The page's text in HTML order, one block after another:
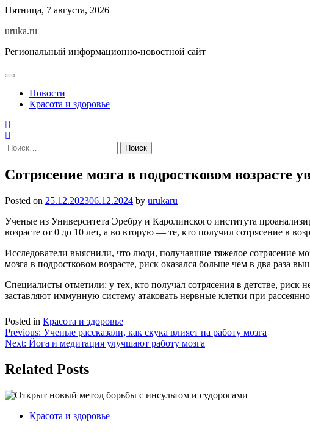
Skip
content
Пятница, 7 августа, 2026
uruka.ru
Региональный информационно-новостной сайт
Новости
Красота и здоровье
Найти:
Сотрясение мозга в подростковом возрасте
Posted on 25.12.202306.12.2024 by urukaru
Ученые из Университета Эребру и Каролинского института
возрасте от 0 до 10 лет, а во вторую — те, кто получил сотрясение в
Исследователи выяснили, что люди, получавшие тяжелое сотрясение
мозга в подростковом возрасте, риск оказался больше чем в два раза
Специалисты отметили: у тех, кто получал сотрясения в детстве,
заставляют иммунную систему атаковать нервные клетки при
Posted in Красота и здоровье
Навигация
по
записям
Previous: Ученые рассказали, как скука влияет на работу мозга
Next: Йога и медитация улучшают работу мозга
Related Posts
Красота и здоровье